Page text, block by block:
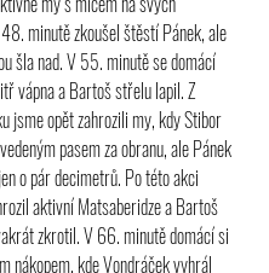
minutě zkoušel štěstí Pánek, ale
šla nad. V 55. minutě se domácí
vápna a Bartoš střelu lapil. Z
jsme opět zahrozili my, kdy Stibor
pasem za obranu, ale Pánek
o pár decimetrů. Po této akci
aktivní Matsaberidze a Bartoš
zkrotil. V 66. minutě domácí si
nákopem, kde Vondráček vyhrál